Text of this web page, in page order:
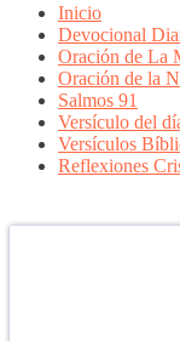
Inicio
Devocional
Oración de La
Oración de la
Salmos 91
Versículo del
Versículos
Reflexiones